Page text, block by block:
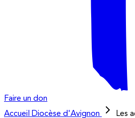
Faire un don
Accueil
Diocèse d'Avignon Les